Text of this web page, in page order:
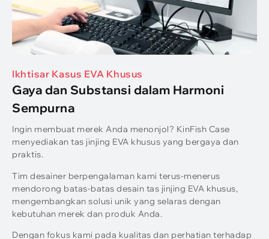
Ikhtisar Kasus EVA Khusus
Gaya dan Substansi dalam Harmoni
Sempurna
Ingin membuat merek Anda menonjol? KinFish Case
menyediakan tas jinjing EVA khusus yang bergaya dan
praktis.
Tim desainer berpengalaman kami terus-menerus
mendorong batas-batas desain tas jinjing EVA khusus,
mengembangkan solusi unik yang selaras dengan
kebutuhan merek dan produk Anda.
Dengan fokus kami pada kualitas dan perhatian terhadap